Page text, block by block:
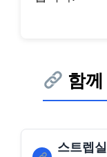
함
스트렙